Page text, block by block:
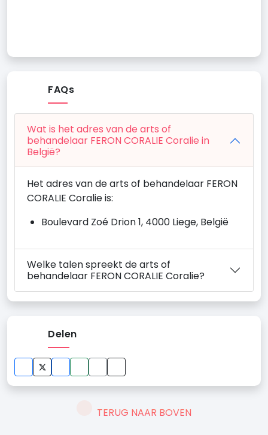
FAQs
Wat is het adres van de arts of
behandelaar FERON CORALIE Coralie in
België?
Het adres van de arts of behandelaar FERON
CORALIE Coralie is:
Boulevard Zoé Drion 1, 4000 Liege, België
Welke talen spreekt de arts of
behandelaar FERON CORALIE Coralie?
Delen
TERUG NAAR BOVEN